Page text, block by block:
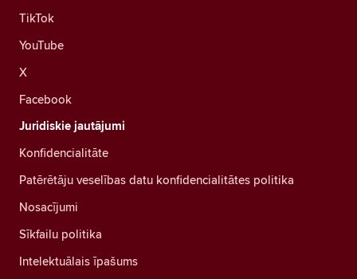
TikTok
YouTube
X
Facebook
Juridiskie jautājumi
Konfidencialitāte
Patērētāju veselības datu konfidencialitātes politika
Nosacījumi
Sīkfailu politika
Intelektuālais īpašums